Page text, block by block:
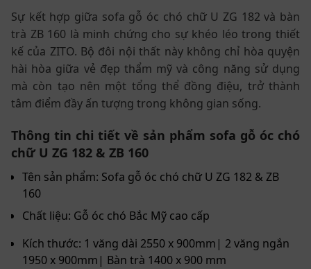
Sự kết hợp giữa sofa gỗ óc chó chữ U ZG 182 và bàn
trà ZB 160 là minh chứng cho sự khéo léo trong thiết
kế của ZITO. Bộ đôi nội thất này không chỉ hòa quyện
hài hòa giữa vẻ đẹp thẩm mỹ và công năng sử dụng
mà còn tạo nên một tổng thể đồng điệu, trở thành
tâm điểm đầy ấn tượng trong không gian sống.
Thông tin chi tiết về sản phẩm sofa gỗ óc chó
chữ U ZG 182 & ZB 160
Tên sản phẩm: Sofa gỗ óc chó chữ U ZG 182 & ZB
160
Chất liệu: Gỗ óc chó Bắc Mỹ cao cấp
Kích thước: 1 văng dài 2550 x 900mm| 2 văng ngắn
1950 x 900mm| Bàn trà 1400 x 900 mm